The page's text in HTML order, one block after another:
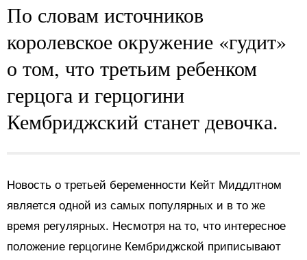
По словам источников
королевское окружение «гудит»
о том, что третьим ребенком
герцога и герцогини
Кембриджский станет девочка.
Новость о третьей беременности Кейт Миддлтном
является одной из самых популярных и в то же
время регулярных. Несмотря на то, что интересное
положение герцогине Кембриджской приписывают